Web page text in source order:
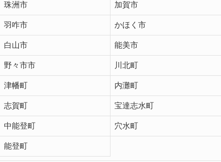
珠洲市 加賀市
羽咋市 かほく市
白山市 能美市
野々市市 川北町
津幡町 内灘町
志賀町 宝達志水町
中能登町 穴水町
能登町